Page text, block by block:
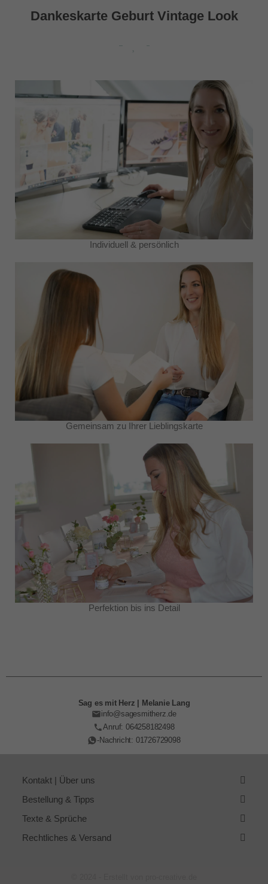
Dankeskarte Geburt Vintage Look
Individuell & persönlich
Gemeinsam zu Ihrer Lieblingskarte
Perfektion bis ins Detail
Sag es mit Herz | Melanie Lang
info@sagesmitherz.de
Anruf: 064258182498
-Nachricht: 01726729098
Kontakt | Über uns
Bestellung & Tipps
Texte & Sprüche
Rechtliches & Versand